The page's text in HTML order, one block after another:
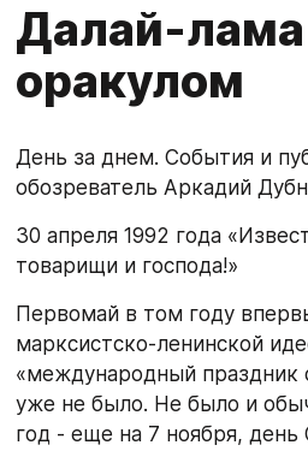
Далай-лама
оракулом
День за днем. События и
обозреватель Аркадий
30 апреля 1992 года
товарищи и господа!»
Первомай в том году
марксистско-ленинской
«международный праздник
уже не было. Не было и
год - еще на 7 ноября,